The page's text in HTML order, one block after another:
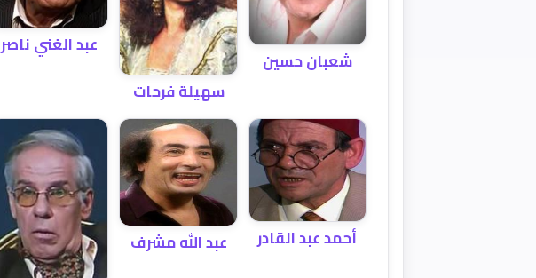
شعبان حسين
سهيلة فرحات
عبد الغني ناصر
أحمد عبد القادر عبد الله مشرف